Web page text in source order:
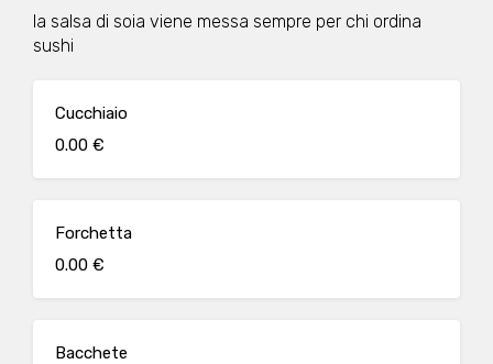
la salsa di soia viene messa sempre per chi ordina
sushi
Cucchiaio
0.00 €
Forchetta
0.00 €
Bacchete